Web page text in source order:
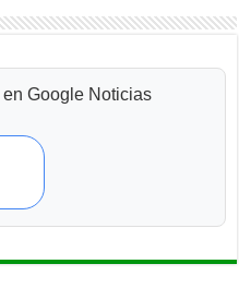
en Google Noticias